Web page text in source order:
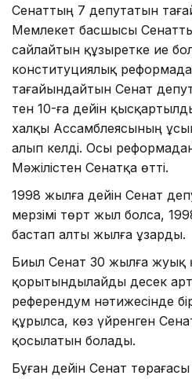
Сенаттың 7 депутатын
Мемлекет басшысы
сайлайтын құзыретке ие
конституциялық
тағайындайтын Сенат
тен 10-ға дейін
халқы Ассамблеясының
алып келді. Осы реформадан
Мәжілістен Сенатқа өтті.
1998 жылға дейін Сенат
мерзімі төрт жыл болса,
бастап алты жылға ұзарды.
Биыл Сенат 30 жылға жуық
қорытындылайды десек
референдум нәтижесінде
құрылса, көз үйренген
қосылатын болады.
Бұған дейін Сенат